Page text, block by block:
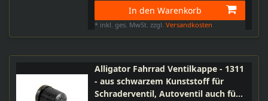
In den Warenkorb
* inkl. ges. MwSt. zzgl.Versandkosten
Alligator Fahrrad Ventilkappe - 1311
- aus schwarzem Kunststoff für
Schraderventil, Autoventil auch für